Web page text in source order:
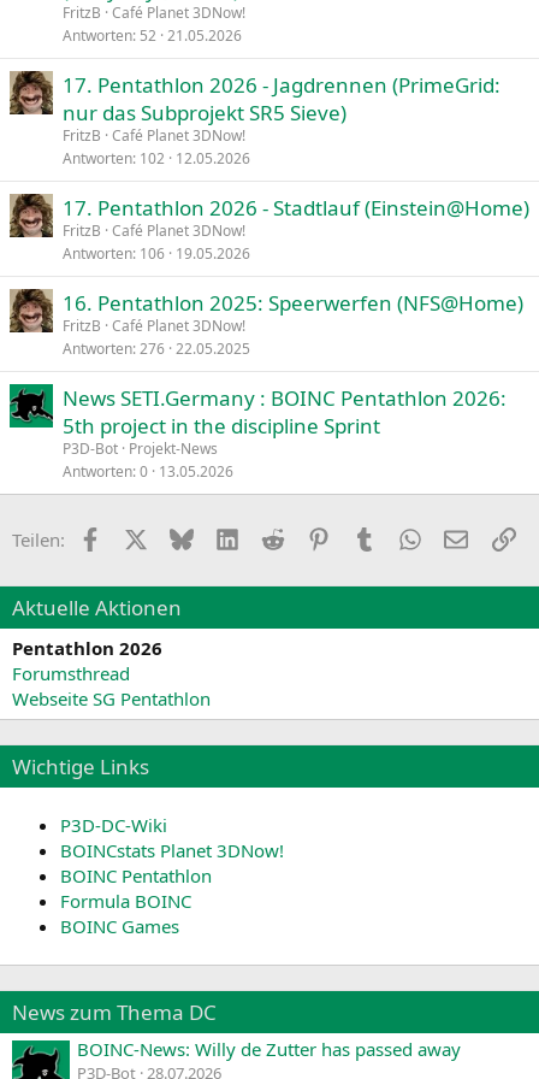
FritzB Café Planet 3DNow!
Antworten 52 21.05.2026
17. Pentathlon 2026 - Jagdrennen (PrimeGrid:
nur das Subprojekt SR5 Sieve)
FritzB Café Planet 3DNow!
Antworten 102 12.05.2026
17. Pentathlon 2026 - Stadtlauf (Einstein@Home)
FritzB Café Planet 3DNow!
Antworten 106 19.05.2026
16. Pentathlon 2025: Speerwerfen (NFS@Home)
FritzB Café Planet 3DNow!
Antworten 276 22.05.2025
News SETI.Germany : BOINC Pentathlon 2026:
5th project in the discipline Sprint
P3D-Bot Projekt-News
Antworten 0 13.05.2026
Teilen: Facebook BlueskyLinkedIn
Reddit PinterestTumblr WhatsApp
E-Mail
Aktuelle Aktionen
Pentathlon 2026
Forumsthread
Webseite SG Pentathlon
Wichtige Links
P3D-DC-Wiki
BOINCstats Planet 3DNow!
BOINC Pentathlon
Formula BOINC
BOINC Games
News zum Thema DC
BOINC-News: Willy de Zutter has passed away
P3D-Bot 28.07.2026